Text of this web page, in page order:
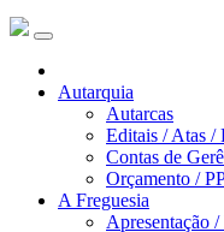
Autarquia
Autarcas
Editais / Atas /
Contas de
Orçamento /
A Freguesia
Apresentação